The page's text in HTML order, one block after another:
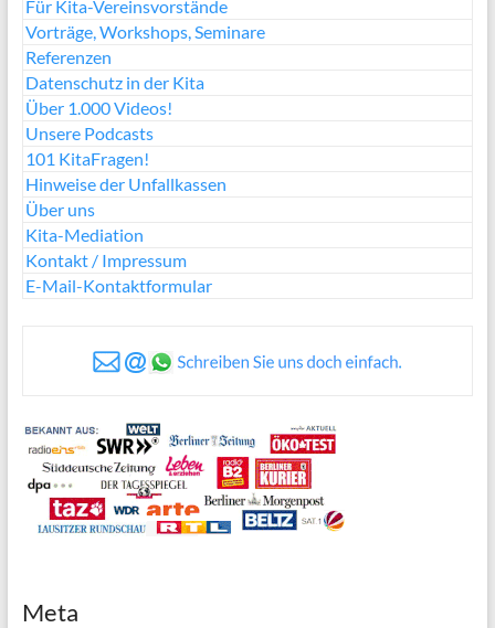
Für Kita-Vereinsvorstände
Vorträge, Workshops, Seminare
Referenzen
Datenschutz in der Kita
Über 1.000 Videos!
Unsere Podcasts
101 KitaFragen!
Hinweise der Unfallkassen
Über uns
Kita-Mediation
Kontakt / Impressum
E-Mail-Kontaktformular
Meta